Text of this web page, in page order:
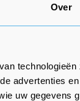
Over
technologieën
advertenties
uw gegevens